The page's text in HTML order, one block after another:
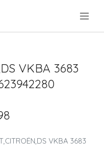
VKBA 3683
VKBA 3683